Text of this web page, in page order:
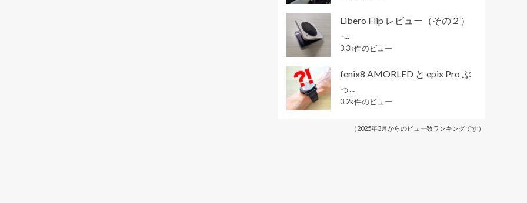
Libero Flip レビュー（その２）
–...
3.3k件のビュー
fenix8 AMORLED と epix Pro ぶ
っ...
3.2k件のビュー
（2025年3月からのビュー数ランキングです）